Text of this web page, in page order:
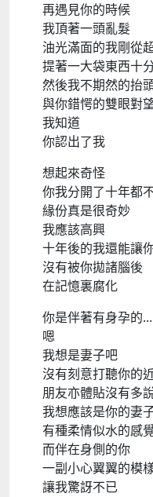
再遇見你的時候
我頂著一頭亂髮
油光滿面的我剛從
提著一大袋東西十
然後我不期然的抬
與你錯愕的雙眼對
我知道
你認出了我
想起來奇怪
你我分開了十年都
緣份真是很奇妙
我應該高興
十年後的我還能讓
沒有被你拋諸腦後
在記憶裏腐化
你是伴著有身孕的...
嗯
我想是妻子吧
沒有刻意打聽你的
朋友亦體貼沒有多
我想應該是你的妻
有種柔情似水的感
而伴在身側的你
一副小心翼翼的模
讓我驚訝不已